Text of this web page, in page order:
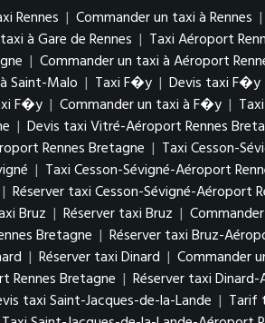
Rennes | Commander un taxi à Rennes |
à Gare de Rennes | Taxi Aéroport
| Commander un taxi à Aéroport
Saint-Malo | Taxi F�y | Devis taxi F�y
F�y | Commander un taxi à F�y |
| Devis taxi Vitré-Aéroport Rennes
Rennes Bretagne | Taxi Cesson-
| Taxi Cesson-Sévigné-Aéroport
| Réserver taxi Cesson-Sévigné-Aéroport
Bruz | Réserver taxi Bruz |
Bretagne | Réserver taxi Bruz-
| Réserver taxi Dinard | Commander
Rennes Bretagne | Réserver taxi
taxi Saint-Jacques-de-la-Lande | Tarif